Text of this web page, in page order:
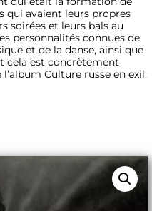
qui avaient leurs propres
soirées et leurs bals au
personnalités connues de
et de la danse, ainsi que
cela est concrètement
Culture russe en exil,